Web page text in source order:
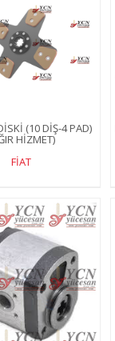
4wd
(10 DİŞ-4 PAD)
HİZMET)
FİAT